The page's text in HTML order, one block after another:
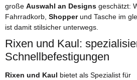
große Auswahl an Designs geschätzt:
Fahrradkorb, Shopperund Tasche im
ist damit stilsicher unterwegs.
Rixen und Kaul:
Schnellbefestigungen
Rixen und Kaul bietet als Spezialist für